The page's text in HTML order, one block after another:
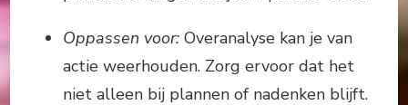
Oppassen voor: Overanalyse kan je van
actie weerhouden. Zorg ervoor dat het
niet alleen bij plannen of nadenken blijft.